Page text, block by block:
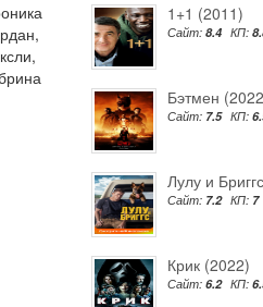
,
,
1+1 (2011)
Сайт: 8.4 КП:
Бэтмен
Сайт: 7.5 КП:
Лулу и
Сайт: 7.2 КП: 7
Крик (2022)
Сайт: 6.2 КП: